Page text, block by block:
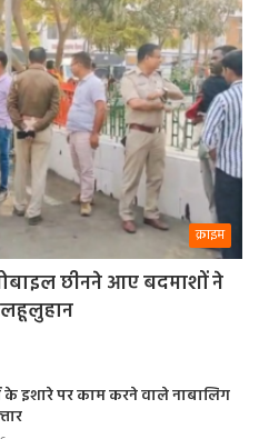
क्राइम
छीनने आए बदमाशों ने
के इशारे पर काम करने वाले नाबालिग